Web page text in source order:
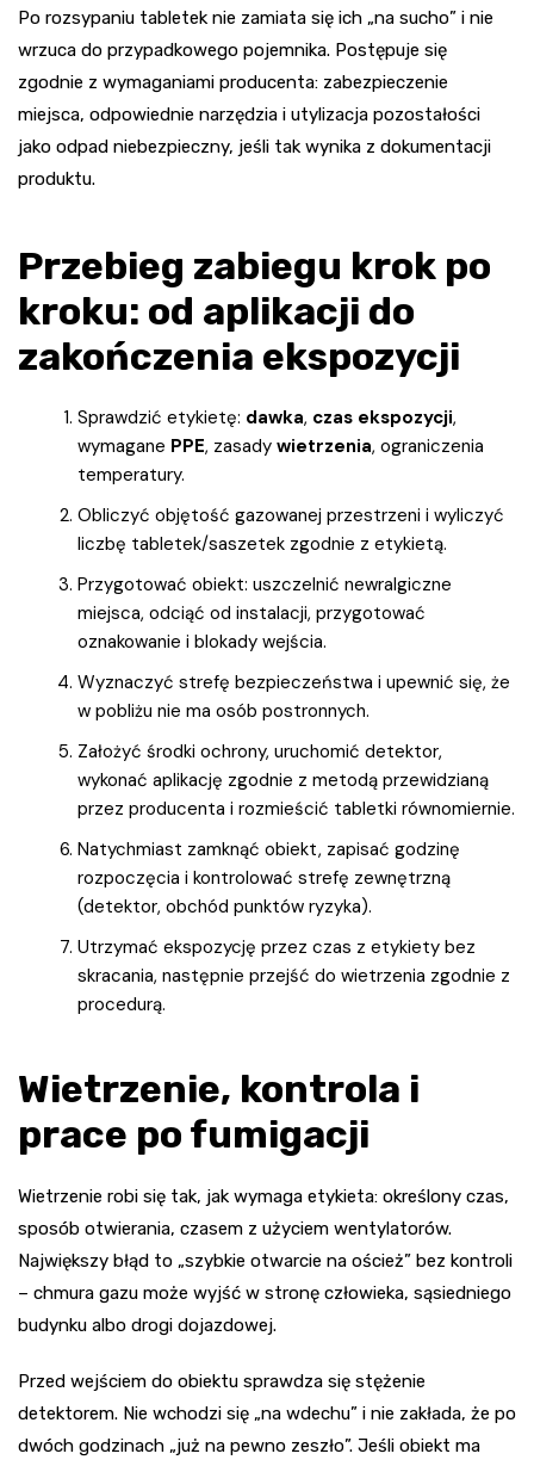
Po rozsypaniu tabletek nie zamiata się ich „na sucho” i nie
wrzuca do przypadkowego pojemnika. Postępuje się
zgodnie z wymaganiami producenta: zabezpieczenie
miejsca, odpowiednie narzędzia i utylizacja pozostałości
jako odpad niebezpieczny, jeśli tak wynika z dokumentacji
produktu.
Przebieg zabiegu krok po
kroku: od aplikacji do
zakończenia ekspozycji
Sprawdzić etykietę: dawka, czas ekspozycji,
wymagane PPE, zasady wietrzenia, ograniczenia
temperatury.
Obliczyć objętość gazowanej przestrzeni i wyliczyć
liczbę tabletek/saszetek zgodnie z etykietą.
Przygotować obiekt: uszczelnić newralgiczne
miejsca, odciąć od instalacji, przygotować
oznakowanie i blokady wejścia.
Wyznaczyć strefę bezpieczeństwa i upewnić się, że
w pobliżu nie ma osób postronnych.
Założyć środki ochrony, uruchomić detektor,
wykonać aplikację zgodnie z metodą przewidzianą
przez producenta i rozmieścić tabletki równomiernie.
Natychmiast zamknąć obiekt, zapisać godzinę
rozpoczęcia i kontrolować strefę zewnętrzną
(detektor, obchód punktów ryzyka).
Utrzymać ekspozycję przez czas z etykiety bez
skracania, następnie przejść do wietrzenia zgodnie z
procedurą.
Wietrzenie, kontrola i
prace po fumigacji
Wietrzenie robi się tak, jak wymaga etykieta: określony czas,
sposób otwierania, czasem z użyciem wentylatorów.
Największy błąd to „szybkie otwarcie na oścież” bez kontroli
– chmura gazu może wyjść w stronę człowieka, sąsiedniego
budynku albo drogi dojazdowej.
Przed wejściem do obiektu sprawdza się stężenie
detektorem. Nie wchodzi się „na wdechu” i nie zakłada, że po
dwóch godzinach „już na pewno zeszło”. Jeśli obiekt ma